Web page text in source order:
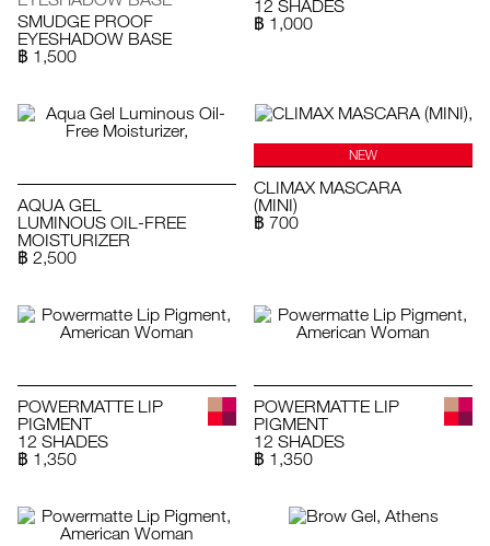
SMUDGE PROOF
EYESHADOW BASE
฿ 1,500
12 SHADES
฿ 1,000
AQUA GEL
LUMINOUS OIL-FREE
MOISTURIZER
฿ 2,500
NEW
CLIMAX MASCARA
(MINI)
฿ 700
POWERMATTE LIP
PIGMENT
12 SHADES
฿ 1,350
POWERMATTE LIP
PIGMENT
12 SHADES
฿ 1,350